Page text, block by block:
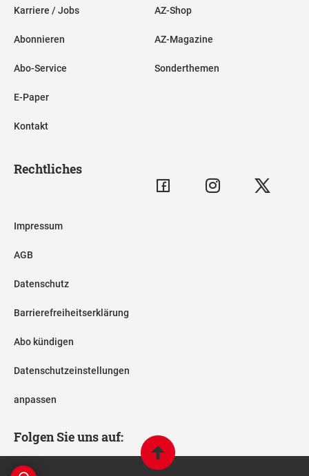
Karriere / Jobs
Abonnieren
Abo-Service
E-Paper
Kontakt
AZ-Shop
AZ-Magazine
Sonderthemen
Rechtliches
Impressum
AGB
Datenschutz
Barrierefreiheitserklärung
Abo kündigen
Datenschutzeinstellungen
anpassen
Folgen Sie uns auf: